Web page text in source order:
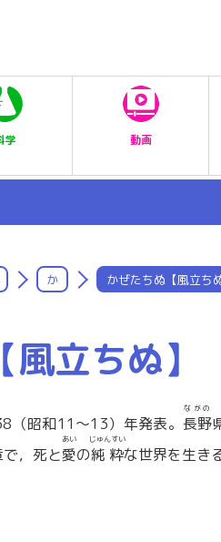
学 動画
か かぜたちぬ【風立ちぬ
立ちぬ】
（昭和11〜13）年発表。 長野
ながの
，死と愛
あい
の純粋
じゅんすい
な世界を生き